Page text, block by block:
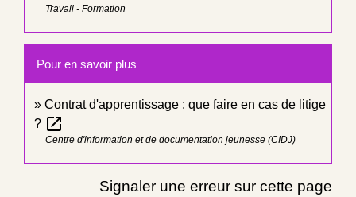
Travail - Formation
Pour en savoir plus
Contrat d'apprentissage : que faire en cas de litige
? open_in_new
Centre d'information et de documentation jeunesse (CIDJ)
Signaler une erreur sur cette page